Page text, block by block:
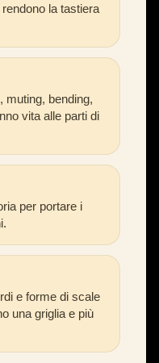
la tastiera
muting, bending,
vita alle parti di
per portare i
e forme di scale
una griglia e più